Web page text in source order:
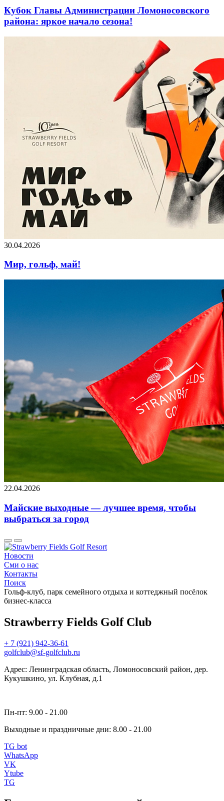
Кубок Главы Администрации Ломоносовского
района: яркое начало сезона!
30.04.2026
Мир, гольф, май!
22.04.2026
Майские выходные — лучшее время, чтобы
выбраться за город
Новости
Сми о нас
Контакты
Поиск
Гольф-клуб, парк семейного отдыха и коттеджный посёлок
бизнес-класса
Strawberry Fields Golf Club
+ 7 (921) 942-36-61
golfclub@sf-golfclub.ru
Адрес: Ленинградская область, Ломоносовский район, дер.
Кукушкино, ул. Клубная, д.1
Пн-пт: 9.00 - 21.00
Выходные и праздничные дни: 8.00 - 21.00
TG bot
WhatsApp
VK
Ytube
TG